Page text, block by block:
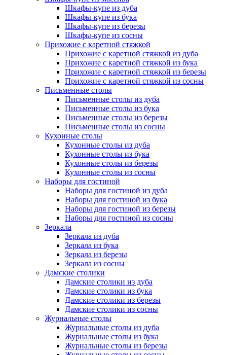
Шкафы-купе из дуба
Шкафы-купе из бука
Шкафы-купе из березы
Шкафы-купе из сосны
Прихожие с каретной стяжкой
Прихожие с каретной стяжкой из дуба
Прихожие с каретной стяжкой из бука
Прихожие с каретной стяжкой из березы
Прихожие с каретной стяжкой из сосны
Письменные столы
Письменные столы из дуба
Письменные столы из бука
Письменные столы из березы
Письменные столы из сосны
Кухонные столы
Кухонные столы из дуба
Кухонные столы из бука
Кухонные столы из березы
Кухонные столы из сосны
Наборы для гостиной
Наборы для гостиной из дуба
Наборы для гостиной из бука
Наборы для гостиной из березы
Наборы для гостиной из сосны
Зеркала
Зеркала из дуба
Зеркала из бука
Зеркала из березы
Зеркала из сосны
Дамские столики
Дамские столики из дуба
Дамские столики из бука
Дамские столики из березы
Дамские столики из сосны
Журнальные столы
Журнальные столы из дуба
Журнальные столы из бука
Журнальные столы из березы